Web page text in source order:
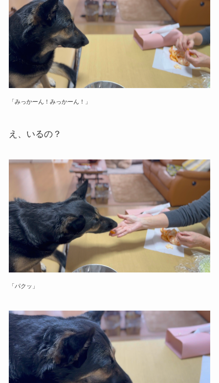
「みっかーん！みっかーん！」
え、いるの？
「パクッ」